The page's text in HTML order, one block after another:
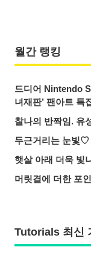
월간 랭킹
드디어 Nintendo
녀재판’ 팬아트 특
찰나의 반짝임. 유
두근거리는 눈빛♡
햇살 아래 더욱 빛
머릿결에 더한 포
Tutorials 최신